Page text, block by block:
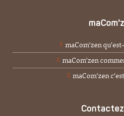
maCom'zen
maCom'zen
maCom'zen